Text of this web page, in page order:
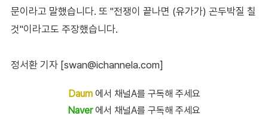
문이라고 말했습니다. 또 "전쟁이 끝나면 (유가가) 곤두박질 칠
것"이라고도 주장했습니다.
정서환 기자 [swan@ichannela.com]
Daum에서 채널A를 구독해 주세요
Naver에서 채널A를 구독해 주세요